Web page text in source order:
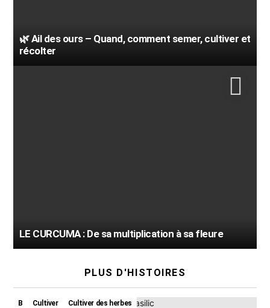
🌿 Ail des ours – Quand, comment semer, cultiver et
récolter
LE CURCUMA : De sa multiplication à sa fleure
PLUS D'HISTOIRES
B Cultiver Cultiver des herbes